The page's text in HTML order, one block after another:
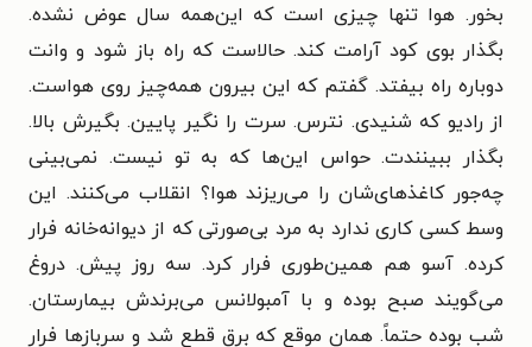
بخور. هوا تنها چیزی است که این‌همه سال عوض نشده.
بگذار بوی کود آرامت کند. حالاست که راه باز شود و وانت
دوباره راه بیفتد. گفتم که این بیرون همه‌چیز روی هواست.
از رادیو که شنیدی. نترس. سرت را نگیر پایین. بگیرش بالا.
بگذار ببینندت. حواس این‌ها که به تو نیست. نمی‌بینی
چه‌جور کاغذهای‌شان را می‌ریزند هوا؟ انقلاب می‌کنند. این
وسط کسی کاری ندارد به مرد بی‌صورتی که از دیوانه‌خانه فرار
کرده. آسو هم همین‌طوری فرار کرد. سه روز پیش. دروغ
می‌گویند صبح بوده و با آمبولانس می‌برندش بیمارستان.
شب بوده حتماً. همان موقع که برق قطع شد و سربازها فرار